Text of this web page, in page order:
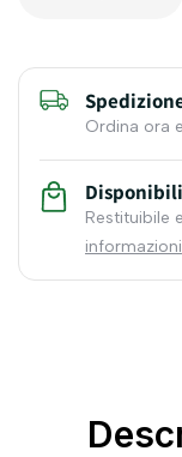
Ordina ora
Restituibile
informazioni